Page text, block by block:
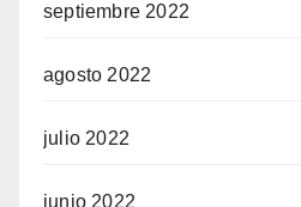
septiembre 2022
agosto 2022
julio 2022
junio 2022